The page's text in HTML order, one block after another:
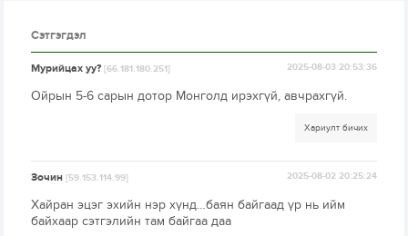
Сэтгэгдэл
Мурийцах уу?[66.181.180.251] 2025-08-03 20:53:36
Ойрын 5-6 сарын дотор Монголд ирэхгүй, авчрахгүй.
Хариулт бичих
Зочин[59.153.114.99] 2025-08-02 20:25:24
Хайран эцэг эхийн нэр хүнд…баян байгаад үр нь ийм
байхаар сэтгэлийн там байгаа даа